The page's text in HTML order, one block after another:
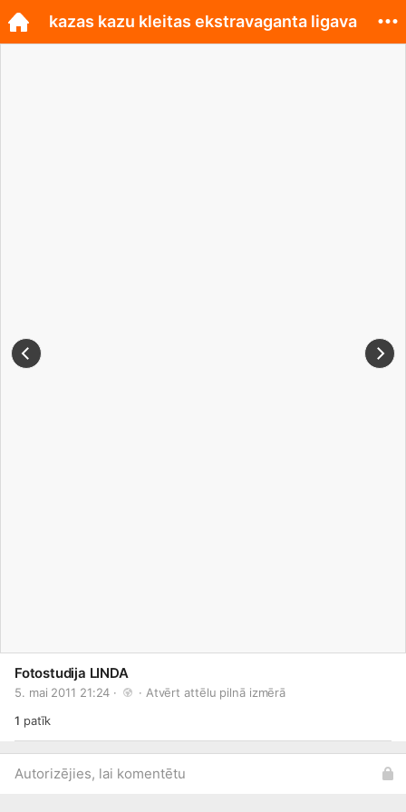
Fotostudija LINDA
5. mai 2011 21:24 · · Atvērt attēlu pilnā izmērā
1 patīk
Autorizējies, lai komentētu
kazas kazu kleitas ekstravaganta ligava